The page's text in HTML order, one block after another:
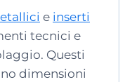
e inserti
tecnici e
Questi
dimensioni